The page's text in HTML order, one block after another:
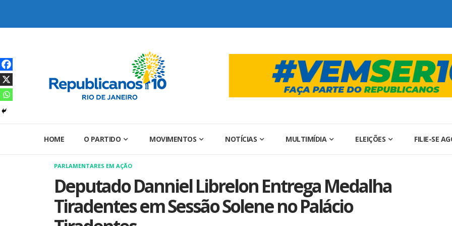
HOME O PARTIDO MOVIMENTOS NOTÍCIAS MULTIMÍDIA ELEIÇÕES FILIE-SE
PARLAMENTARES EM AÇÃO
Deputado Danniel Librelon Entrega Medalha
Tiradentes em Sessão Solene no Palácio